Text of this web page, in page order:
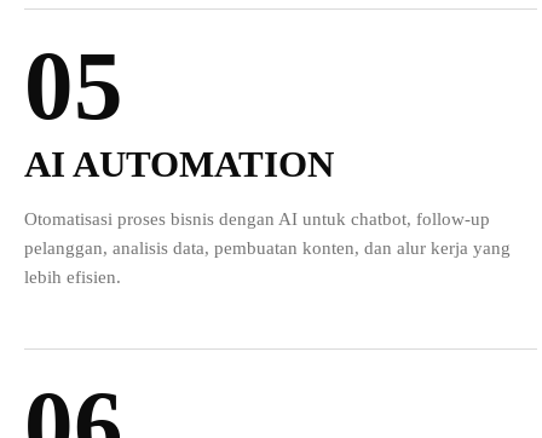
05
AI AUTOMATION
Otomatisasi proses bisnis dengan AI untuk chatbot, follow-up
pelanggan, analisis data, pembuatan konten, dan alur kerja yang
lebih efisien.